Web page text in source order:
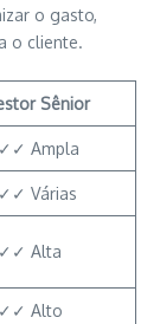
o gasto,
o cliente.
Sênior
Ampla
Várias
Alta
Alto